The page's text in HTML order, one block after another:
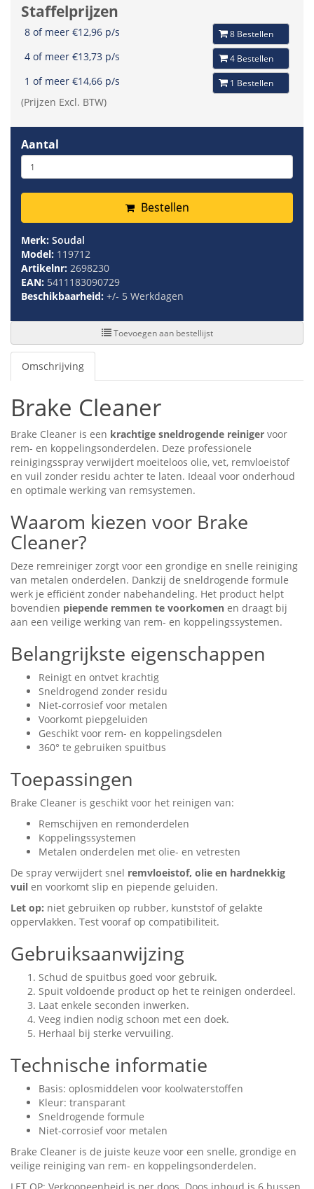
Staffelprijzen
8 of meer €12,96 p/s 8 Bestellen
4 of meer €13,73 p/s 4 Bestellen
1 of meer €14,66 p/s 1 Bestellen
(Prijzen Excl. BTW)
Aantal
Bestellen
Merk: Soudal
Model: 119712
Artikelnr: 2698230
EAN: 5411183090729
Beschikbaarheid: +/- 5 Werkdagen
Toevoegen aan bestellijst
Omschrijving
Brake Cleaner
Brake Cleaner is een krachtige sneldrogende reiniger voor
rem- en koppelingsonderdelen. Deze professionele
reinigingsspray verwijdert moeiteloos olie, vet, remvloeistof
en vuil zonder residu achter te laten. Ideaal voor onderhoud
en optimale werking van remsystemen.
Waarom kiezen voor Brake
Cleaner?
Deze remreiniger zorgt voor een grondige en snelle reiniging
van metalen onderdelen. Dankzij de sneldrogende formule
werk je efficiënt zonder nabehandeling. Het product helpt
bovendien piepende remmen te voorkomen en draagt bij
aan een veilige werking van rem- en koppelingssystemen.
Belangrijkste eigenschappen
Reinigt en ontvet krachtig
Sneldrogend zonder residu
Niet-corrosief voor metalen
Voorkomt piepgeluiden
Geschikt voor rem- en koppelingsdelen
360° te gebruiken spuitbus
Toepassingen
Brake Cleaner is geschikt voor het reinigen van:
Remschijven en remonderdelen
Koppelingssystemen
Metalen onderdelen met olie- en vetresten
De spray verwijdert snel remvloeistof, olie en hardnekkig
vuil en voorkomt slip en piepende geluiden.
Let op: niet gebruiken op rubber, kunststof of gelakte
oppervlakken. Test vooraf op compatibiliteit.
Gebruiksaanwijzing
Schud de spuitbus goed voor gebruik.
Spuit voldoende product op het te reinigen onderdeel.
Laat enkele seconden inwerken.
Veeg indien nodig schoon met een doek.
Herhaal bij sterke vervuiling.
Technische informatie
Basis: oplosmiddelen voor koolwaterstoffen
Kleur: transparant
Sneldrogende formule
Niet-corrosief voor metalen
Brake Cleaner is de juiste keuze voor een snelle, grondige en
veilige reiniging van rem- en koppelingsonderdelen.